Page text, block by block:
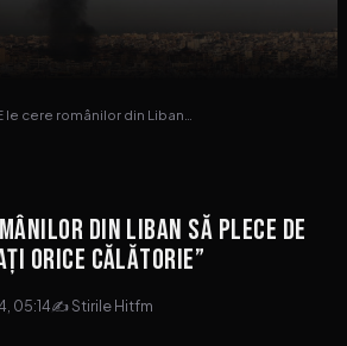
le cere românilor din Liban…
din Liban să plece de
orice călătorie”
05:14✍ Stirile Hitfm